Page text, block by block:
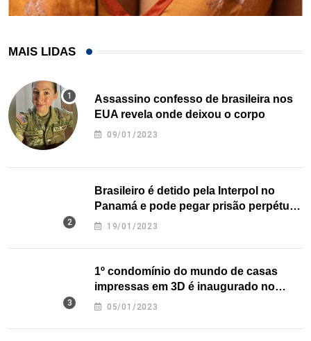
MAIS LIDAS
Assassino confesso de brasileira nos
EUA revela onde deixou o corpo
09/01/2023
Brasileiro é detido pela Interpol no
Panamá e pode pegar prisão perpétua
nos EUA
19/01/2023
1º condomínio do mundo de casas
impressas em 3D é inaugurado no
Texas
05/01/2023